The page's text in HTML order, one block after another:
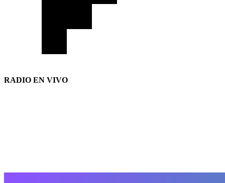
RADIO EN VIVO